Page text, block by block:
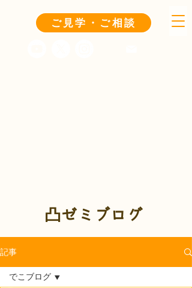
ご見学・ご相談
凸ゼミブログ
記事
でこブログ